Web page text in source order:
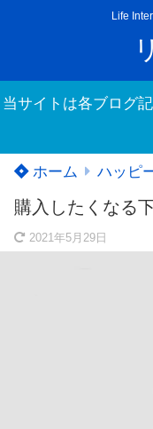
Life
当サイトは各ブログ
ホーム ハッピ
購入したくなる
2021年5月29日